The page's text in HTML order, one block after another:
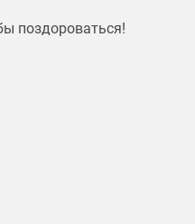
поздороваться!